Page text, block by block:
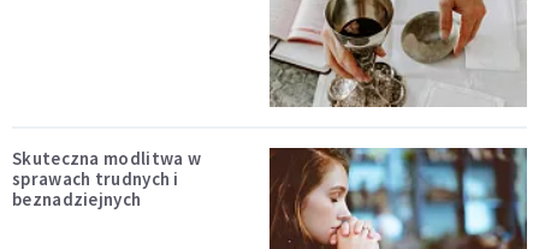
Skuteczna modlitwa w
sprawach trudnych i
beznadziejnych